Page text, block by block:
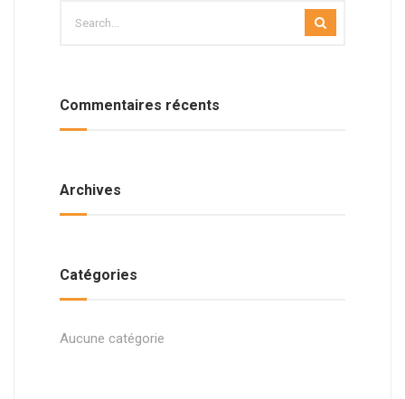
Commentaires récents
Archives
Catégories
Aucune catégorie